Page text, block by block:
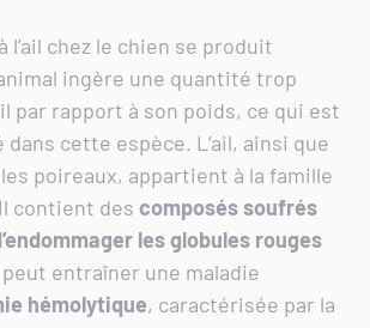
l’ail chez le chien se produit
ingère une quantité trop
par rapport à son poids, ce qui est
cette espèce. L’ail, ainsi que
poireaux, appartient à la famille
contient des composés soufrés
les globules rouges
peut entraîner une maladie
hémolytique, caractérisée par la